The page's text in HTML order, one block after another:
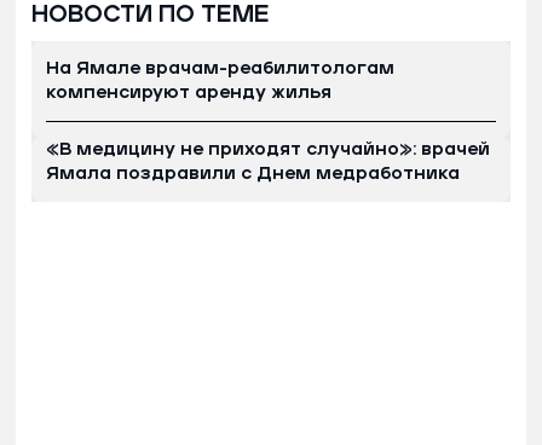
НОВОСТИ ПО ТЕМЕ
На Ямале врачам-реабилитологам
компенсируют аренду жилья
«В медицину не приходят случайно»: врачей
Ямала поздравили с Днем медработника